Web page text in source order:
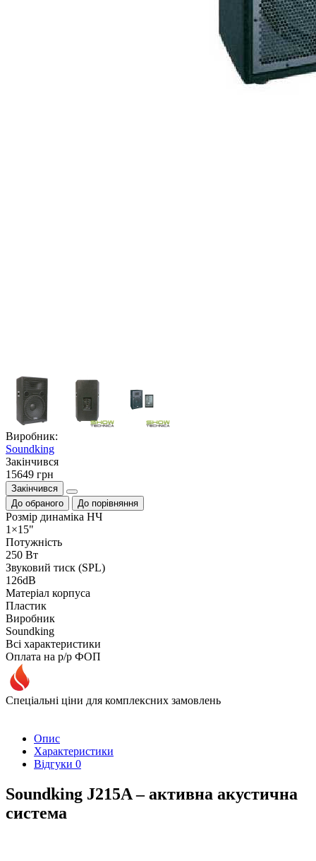
Виробник:
Soundking
Закiнчився
15649 грн
Закінчився
До обраного
До порівняння
Розмір динаміка НЧ
1×15"
Потужність
250 Вт
Звуковий тиск (SPL)
126dB
Матеріал корпуса
Пластик
Виробник
Soundking
Всі характеристики
Оплата на р/р ФОП
Спеціальні ціни для комплексних замовлень
Опис
Характеристики
Відгуки 0
Soundking J215A – активна акустична
система